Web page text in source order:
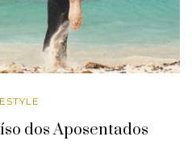
dos Aposentados